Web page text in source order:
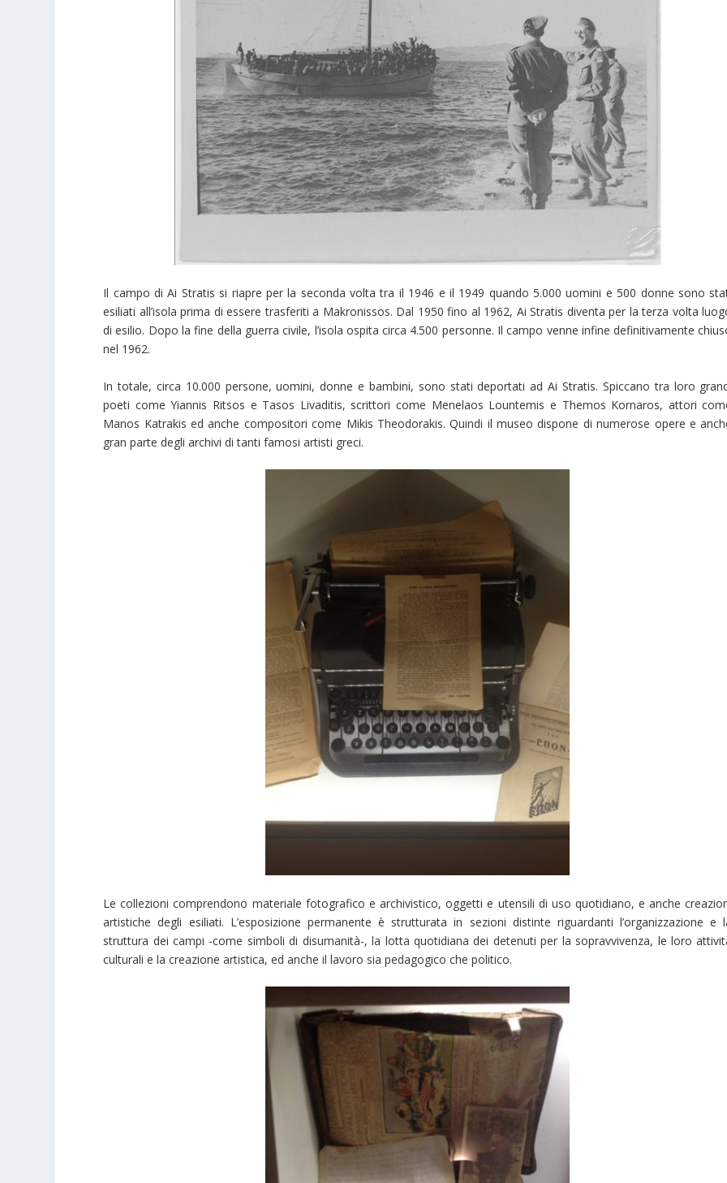
Il campo di Ai Stratis si riapre per la seconda volta tra il 1946 e il 1949 quando 5.000 uomini e 500 donne sono
esiliati all’isola prima di essere trasferiti a Makronissos. Dal 1950 fino al 1962, Ai Stratis diventa per la terza volta
di esilio. Dopo la fine della guerra civile, l’isola ospita circa 4.500 personne. Il campo venne infine definitivamente
nel 1962.
In totale, circa 10.000 persone, uomini, donne e bambini, sono stati deportati ad Ai Stratis. Spiccano tra loro
poeti come Yiannis Ritsos e Tasos Livaditis, scrittori come Menelaos Lountemis e Themos Kornaros, attori
Manos Katrakis ed anche compositori come Mikis Theodorakis. Quindi il museo dispone di numerose opere e
gran parte degli archivi di tanti famosi artisti greci.
Le collezioni comprendono materiale fotografico e archivistico, oggetti e utensili di uso quotidiano, e anche
artistiche degli esiliati. L’esposizione permanente è strutturata in sezioni distinte riguardanti l’organizzazione e
struttura dei campi -come simboli di disumanità-, la lotta quotidiana dei detenuti per la sopravvivenza, le loro
culturali e la creazione artistica, ed anche il lavoro sia pedagogico che politico.